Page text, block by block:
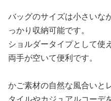
バッグのサイズは小さいな
っかり収納可能です。
ショルダータイプとして使
両手が空いて便利です。
かご素材の自然な風合いと